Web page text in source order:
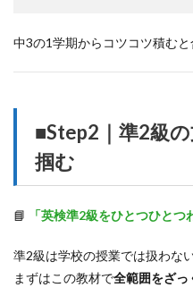
中3の1学期からコツコツ積むと
■Step2｜準2級
掴む
📘 「英検準2級をひとつひとつ
準2級は学校の授業では扱わな
まずはこの教材で全範囲をざっ